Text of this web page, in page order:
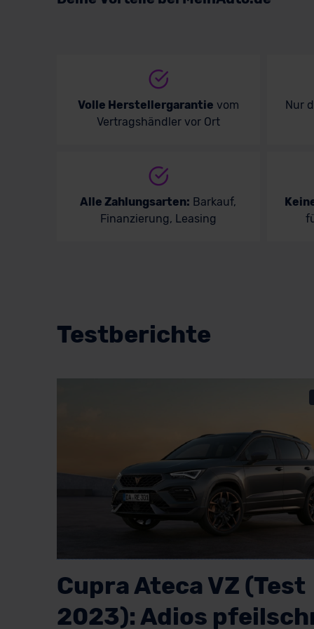
Volle Herstellergarantie vom
Vertragshändler vor Ort
Nur
Alle Zahlungsarten: Barkauf,
Finanzierung, Leasing
Testberichte
Cupra Ateca VZ (Test
2023): Adios